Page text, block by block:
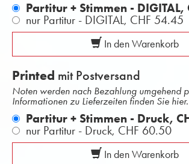
Partitur + Stimmen - DIGITAL,
nur Partitur - DIGITAL, CHF 54.45
In den Warenkorb
Printed mit Postversand
Noten werden nach Bezahlung umgehend
Informationen zu Lieferzeiten finden Sie hier.
Partitur + Stimmen - Druck,
nur Partitur - Druck, CHF 60.50
In den Warenkorb